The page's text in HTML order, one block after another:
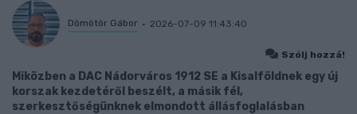
Dömötör Gábor 2026-07-09 11:43:40
Szólj hozzá!
Miközben a DAC Nádorváros 1912 SE a Kisalföldnek egy új
korszak kezdetéről beszélt, a másik fél,
szerkesztőségünknek elmondott állásfoglalásban